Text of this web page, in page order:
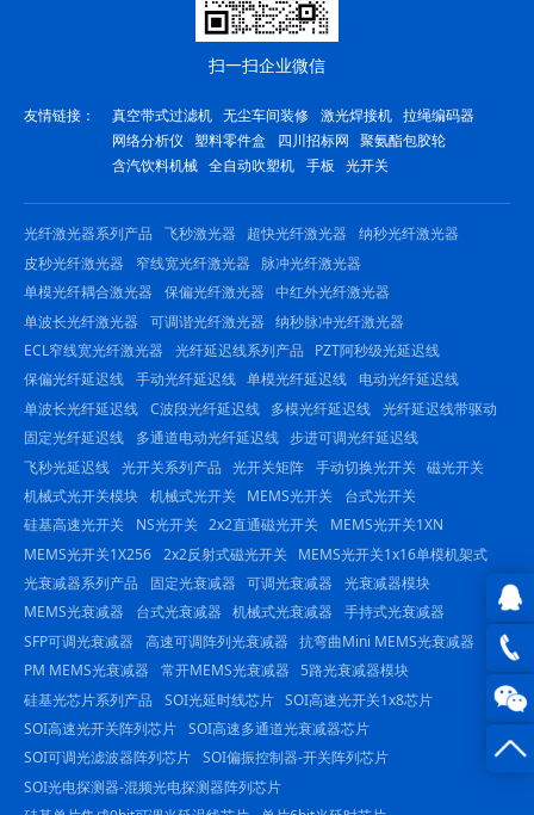
QQ在
线咨
询
0816
扫一扫企业微信
友情链接： 真空带式过滤机 无尘车间装修 激光焊接机 拉绳编码器
网络分析仪 塑料零件盒 四川招标网
聚氨酯包胶轮
含汽饮料机械 全自动吹塑机 手板 光开关
光纤激光器系列产品 飞秒激光器 超快光纤激光器
纳秒光纤激光器
皮秒光纤激光器
窄线宽光纤激光器
脉冲光纤激光器
单模光纤耦合激光器
保偏光纤激光器 中红外光纤激光器
单波长光纤激光器
可调谐光纤激光器 纳秒脉冲光纤激光器
ECL窄线宽光纤激光器
光纤延迟线系列产品
PZT阿秒级光延迟线
保偏光纤延迟线 手动光纤延迟线 单模光纤延迟线
电动光纤延迟线
单波长光纤延迟线 C波段光纤延迟线 多模光纤延迟线 光纤延迟线带驱动
固定光纤延迟线
多通道电动光纤延迟线 步进可调光纤延迟线
飞秒光延迟线 光开关系列产品 光开关矩阵 手动切换光开关 磁光开关
机械式光开关模块 机械式光开关 MEMS光开关
台式光开关
硅基高速光开关
NS光开关 2x2直通磁光开关
MEMS光开关1XN
MEMS光开关1X256 2x2反射式磁光开关
MEMS光开关1x16单模机架式
光衰减器系列产品
固定光衰减器 可调光衰减器
光衰减器模块
MEMS光衰减器
台式光衰减器 机械式光衰减器
手持式光衰减器
SFP可调光衰减器
高速可调阵列光衰减器 抗弯曲Mini MEMS光衰减器
PM MEMS光衰减器
常开MEMS光衰减器 5路光衰减器模块
硅基光芯片系列产品
SOI光延时线芯片 SOI高速光开关1x8芯片
SOI高速光开关阵列芯片 SOI高速多通道光衰减器芯片
SOI可调光滤波器阵列芯片 SOI偏振控制器-开关阵列芯片
SOI光电探测器-混频光电探测器阵列芯片